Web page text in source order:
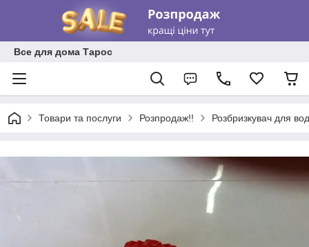
Все для дома Тарос
Товари та послуги Розпродаж!! Розбризкувач для